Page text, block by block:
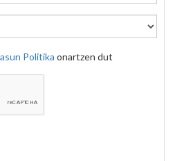
Politika onartzen dut